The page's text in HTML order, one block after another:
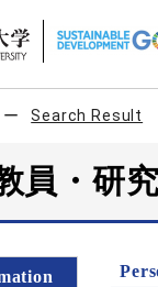
Search Result
員・研